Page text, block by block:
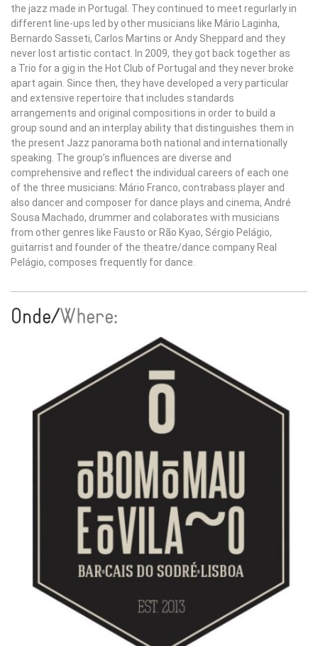
the jazz made in Portugal. They continued to meet regurlarly in
different line-ups led by other musicians like Mário Laginha,
Bernardo Sasseti, Carlos Martins or Andy Sheppard and they
never lost artistic contact. In 2009, they got back together as
a Trio for a gig in the Hot Club of Portugal and they never broke
apart again. Since then, they have developed a very particular
and extensive repertoire that includes standards
arrangements and original compositions in order to build a
group sound and an interplay ability that distinguishes them in
the present Jazz panorama both national and internationally
speaking. The group’s influences are diverse and
comprehensive and reflect the individual careers of each one
of the three musicians: Mário Franco, contrabass player and
also dancer and composer for dance plays and cinema, André
Sousa Machado, drummer and colaborates with musicians
from other genres like Fausto or Rão Kyao, Sérgio Pelágio,
guitarrist and founder of the theatre/dance company Real
Pelágio, composes frequently for dance.
Onde/Where: